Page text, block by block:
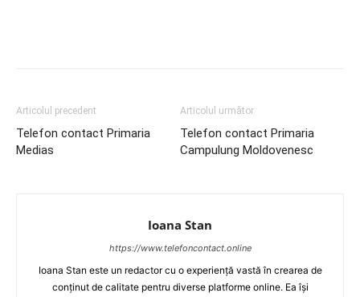
Articolul precedent
Telefon contact Primaria
Medias
Articolul următor
Telefon contact Primaria
Campulung Moldovenesc
Ioana Stan
https://www.telefoncontact.online
Ioana Stan este un redactor cu o experiență vastă în crearea de
conținut de calitate pentru diverse platforme online. Ea își